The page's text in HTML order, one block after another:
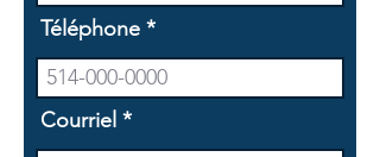
Téléphone
Courriel